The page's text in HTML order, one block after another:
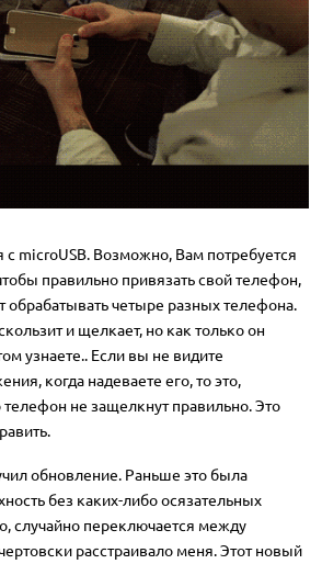
microUSB. Возможно, Вам потребуется
правильно привязать свой телефон,
обрабатывать четыре разных телефона.
и щелкает, но как только он
узнаете.. Если вы не видите
когда надеваете его, то это,
телефон не защелкнут правильно. Это
обновление. Раньше это была
без каких-либо осязательных
случайно переключается между
расстраивало меня. Этот новый